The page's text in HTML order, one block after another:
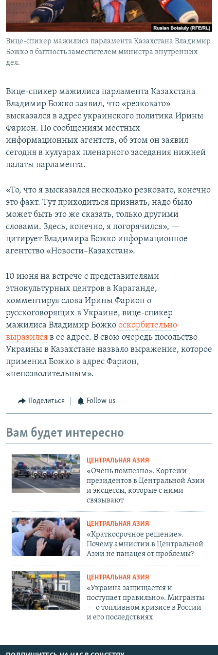
Вице-спикер мажилиса парламента Казахстана Владимир
Божко в бытность заместителем министра внутренних
дел.
Вице-спикер мажилиса парламента Казахстана
Владимир Божко заявил, что «резковато»
высказался в адрес украинского политика Ирины
Фарион. По сообщениям местных
информационных агентств, об этом он заявил
сегодня в кулуарах пленарного заседания нижней
палаты парламента.
«То, что я высказался несколько резковато, конечно
это факт. Тут приходиться признать, надо было
может быть это же сказать, только другими
словами. Здесь, конечно, я погорячился», —
цитирует Владимира Божко информационное
агентство «Новости–Казахстан».
10 июня на встрече с представителями
этнокультурных центров в Караганде,
комментируя слова Ирины Фарион о
русскоговорящих в Украине, вице-спикер
мажилиса Владимир Божко оскорбительно
выразился в ее адрес. В свою очередь посольство
Украины в Казахстане назвало выражение, которое
применил Божко в адрес Фарион,
«непозволительным».
Поделиться Follow us
Вам будет интересно
ЦЕНТРАЛЬНАЯ АЗИЯ
«Очень помпезно». Кортежи
президентов в Центральной Азии
и эксцессы, которые с ними
связывают
ЦЕНТРАЛЬНАЯ АЗИЯ
«Краткосрочное решение».
Почему амнистии в Центральной
Азии не панацея от проблемы?
ЦЕНТРАЛЬНАЯ АЗИЯ
«Украина защищается и
поступает правильно». Мигранты
— о топливном кризисе в России
и его последствиях